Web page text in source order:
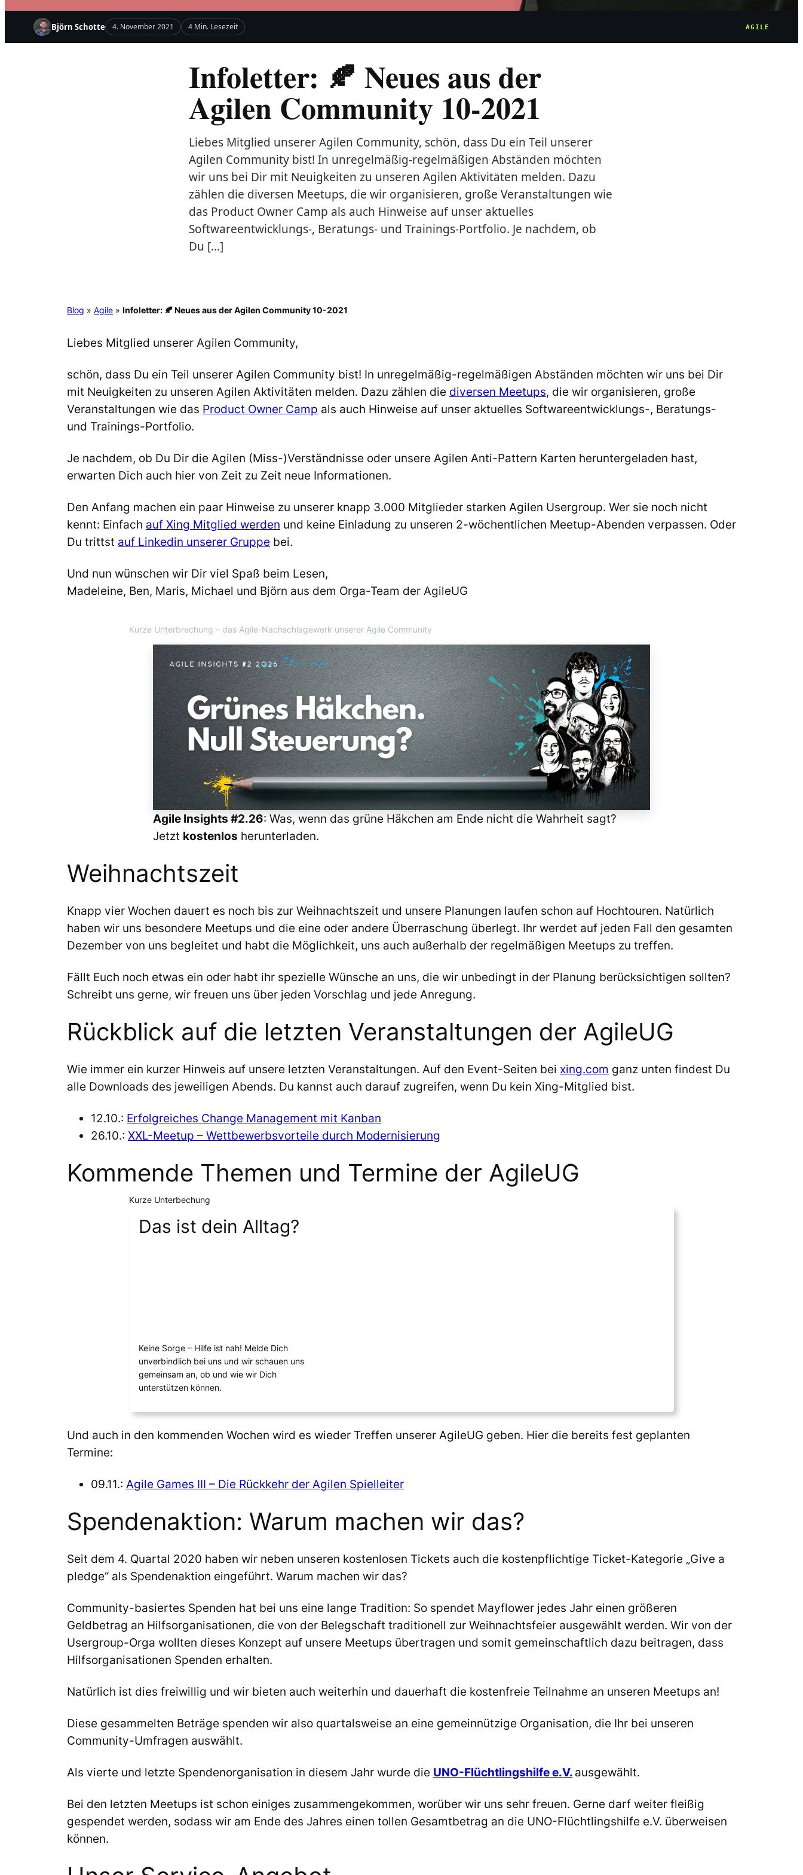
Björn Schotte 4. November 2021 4 Min. Lesezeit AGILE
Infoletter: 🍂 Neues aus der
Agilen Community 10-2021
Liebes Mitglied unserer Agilen Community, schön, dass Du ein Teil unserer
Agilen Community bist! In unregelmäßig-regelmäßigen Abständen möchten
wir uns bei Dir mit Neuigkeiten zu unseren Agilen Aktivitäten melden. Dazu
zählen die diversen Meetups, die wir organisieren, große Veranstaltungen wie
das Product Owner Camp als auch Hinweise auf unser aktuelles
Softwareentwicklungs-, Beratungs- und Trainings-Portfolio. Je nachdem, ob
Du […]
Blog » Agile » Infoletter: 🍂 Neues aus der Agilen Community 10-2021
Liebes Mitglied unserer Agilen Community,
schön, dass Du ein Teil unserer Agilen Community bist! In unregelmäßig-regelmäßigen Abständen möchten wir uns bei Dir
mit Neuigkeiten zu unseren Agilen Aktivitäten melden. Dazu zählen die diversen Meetups, die wir organisieren, große
Veranstaltungen wie das Product Owner Camp als auch Hinweise auf unser aktuelles Softwareentwicklungs-, Beratungs-
und Trainings-Portfolio.
Je nachdem, ob Du Dir die Agilen (Miss-)Verständnisse oder unsere Agilen Anti-Pattern Karten heruntergeladen hast,
erwarten Dich auch hier von Zeit zu Zeit neue Informationen.
Den Anfang machen ein paar Hinweise zu unserer knapp 3.000 Mitglieder starken Agilen Usergroup. Wer sie noch nicht
kennt: Einfach auf Xing Mitglied werden und keine Einladung zu unseren 2-wöchentlichen Meetup-Abenden verpassen. Oder
Du trittst auf Linkedin unserer Gruppe bei.
Und nun wünschen wir Dir viel Spaß beim Lesen,
Madeleine, Ben, Maris, Michael und Björn aus dem Orga-Team der AgileUG
Kurze Unterbrechung – das Agile-Nachschlagewerk unserer Agile Community
Agile Insights #2.26: Was, wenn das grüne Häkchen am Ende nicht die Wahrheit sagt?
Jetzt kostenlos herunterladen.
Weihnachtszeit
Knapp vier Wochen dauert es noch bis zur Weihnachtszeit und unsere Planungen laufen schon auf Hochtouren. Natürlich
haben wir uns besondere Meetups und die eine oder andere Überraschung überlegt. Ihr werdet auf jeden Fall den gesamten
Dezember von uns begleitet und habt die Möglichkeit, uns auch außerhalb der regelmäßigen Meetups zu treffen.
Fällt Euch noch etwas ein oder habt ihr spezielle Wünsche an uns, die wir unbedingt in der Planung berücksichtigen sollten?
Schreibt uns gerne, wir freuen uns über jeden Vorschlag und jede Anregung.
Rückblick auf die letzten Veranstaltungen der AgileUG
Wie immer ein kurzer Hinweis auf unsere letzten Veranstaltungen. Auf den Event-Seiten bei xing.com ganz unten findest Du
alle Downloads des jeweiligen Abends. Du kannst auch darauf zugreifen, wenn Du kein Xing-Mitglied bist.
12.10.: Erfolgreiches Change Management mit Kanban
26.10.: XXL-Meetup – Wettbewerbsvorteile durch Modernisierung
Kommende Themen und Termine der AgileUG
Kurze Unterbechung
Das ist dein Alltag?
Keine Sorge – Hilfe ist nah! Melde Dich
unverbindlich bei uns und wir schauen uns
gemeinsam an, ob und wie wir Dich
unterstützen können.
Und auch in den kommenden Wochen wird es wieder Treffen unserer AgileUG geben. Hier die bereits fest geplanten
Termine:
09.11.: Agile Games III – Die Rückkehr der Agilen Spielleiter
Spendenaktion: Warum machen wir das?
Seit dem 4. Quartal 2020 haben wir neben unseren kostenlosen Tickets auch die kostenpflichtige Ticket-Kategorie „Give a
pledge“ als Spendenaktion eingeführt. Warum machen wir das?
Community-basiertes Spenden hat bei uns eine lange Tradition: So spendet Mayflower jedes Jahr einen größeren
Geldbetrag an Hilfsorganisationen, die von der Belegschaft traditionell zur Weihnachtsfeier ausgewählt werden. Wir von der
Usergroup-Orga wollten dieses Konzept auf unsere Meetups übertragen und somit gemeinschaftlich dazu beitragen, dass
Hilfsorganisationen Spenden erhalten.
Natürlich ist dies freiwillig und wir bieten auch weiterhin und dauerhaft die kostenfreie Teilnahme an unseren Meetups an!
Diese gesammelten Beträge spenden wir also quartalsweise an eine gemeinnützige Organisation, die Ihr bei unseren
Community-Umfragen auswählt.
Als vierte und letzte Spendenorganisation in diesem Jahr wurde die UNO-Flüchtlingshilfe e.V. ausgewählt.
Bei den letzten Meetups ist schon einiges zusammengekommen, worüber wir uns sehr freuen. Gerne darf weiter fleißig
gespendet werden, sodass wir am Ende des Jahres einen tollen Gesamtbetrag an die UNO-Flüchtlingshilfe e.V. überweisen
können.